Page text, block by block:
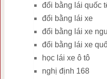
đổi bằng lái quốc
đổi bằng lái xe
đổi bằng lái xe
đổi bằng lái xe
học lái xe ô tô
nghị định 168